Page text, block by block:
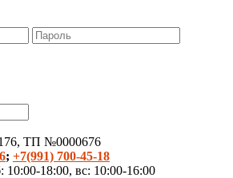
ТП №0000676
; +7(991) 700-45-18
10:00-18:00, вс: 10:00-16:00